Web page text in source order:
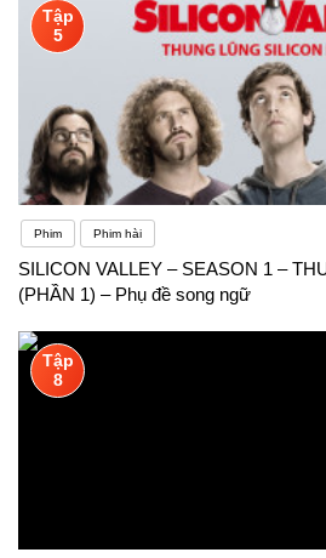
Tập
5
Phim Phim hài
SILICON VALLEY – SEASON 1 –
(PHẦN 1) – Phụ đề song ngữ
Tập
8